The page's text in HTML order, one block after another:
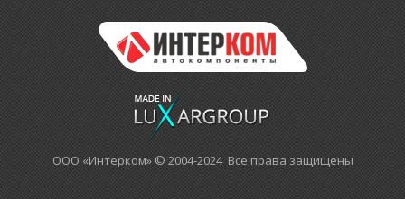
ООО «Интерком» © 2004-2024 Все права защищены